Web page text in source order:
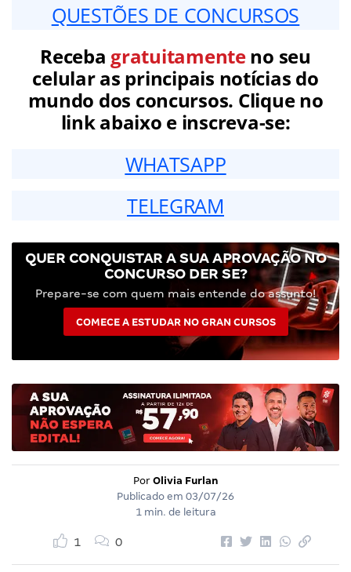
QUESTÕES DE CONCURSOS
Receba gratuitamenteno seu
celular as principais notícias do
mundo dos concursos. Clique no
link abaixo e inscreva-se:
WHATSAPP
TELEGRAM
QUER CONQUISTAR A SUA APROVAÇÃO NO
CONCURSO DER SE?
Prepare-se com quem mais entende do assunto!
COMECE A ESTUDAR NO GRAN CURSOS
Por Olivia Furlan
Publicado em 03/07/26
1 min. de leitura
1 0